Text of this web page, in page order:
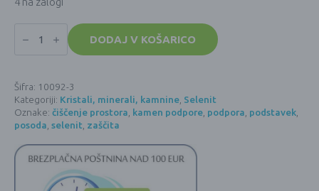
Roža
količina
DODAJ V KOŠARICO
Šifra: 10092-3
Kategoriji: Kristali, minerali, kamnine, Selenit
Oznake: čiščenje prostora, kamen podpore, podpora, podstavek,
posoda, selenit, zaščita